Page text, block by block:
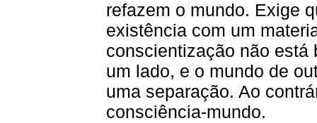
refazem o mundo. Exige
existência com um
conscientização não está
um lado, e o mundo de
uma separação. Ao
consciência-mundo.